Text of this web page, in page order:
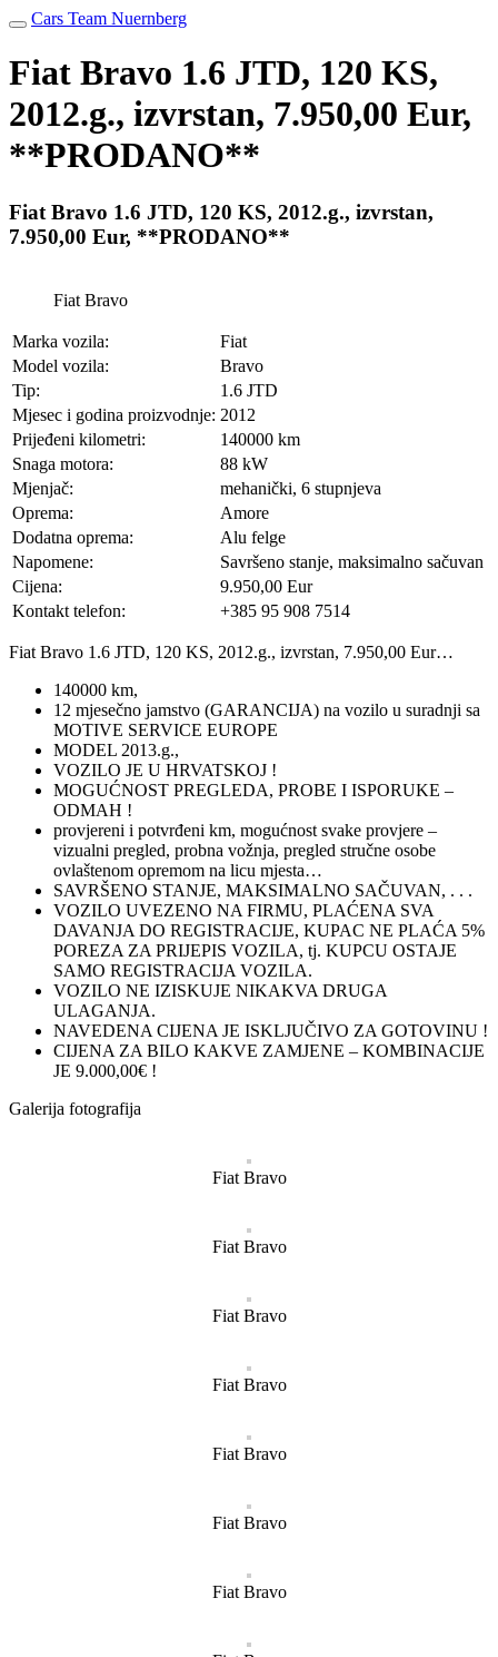
Cars Team Nuernberg
Fiat Bravo 1.6 JTD, 120 KS,
2012.g., izvrstan, 7.950,00 Eur,
**PRODANO**
Fiat Bravo 1.6 JTD, 120 KS, 2012.g., izvrstan,
7.950,00 Eur, **PRODANO**
Fiat Bravo
Marka vozila:
Fiat
Model vozila:
Bravo
Tip:
1.6 JTD
Mjesec i godina proizvodnje: 2012
Prijeđeni kilometri:
140000 km
Snaga motora:
88 kW
Mjenjač:
mehanički, 6 stupnjeva
Oprema:
Amore
Dodatna oprema:
Alu felge
Napomene:
Savršeno stanje, maksimalno sačuvan
Cijena:
9.950,00 Eur
Kontakt telefon:
+385 95 908 7514
Fiat Bravo 1.6 JTD, 120 KS, 2012.g., izvrstan, 7.950,00 Eur…
140000 km,
12 mjesečno jamstvo (GARANCIJA) na vozilo u suradnji sa
MOTIVE SERVICE EUROPE
MODEL 2013.g.,
VOZILO JE U HRVATSKOJ !
MOGUĆNOST PREGLEDA, PROBE I ISPORUKE –
ODMAH !
provjereni i potvrđeni km, mogućnost svake provjere –
vizualni pregled, probna vožnja, pregled stručne osobe
ovlaštenom opremom na licu mjesta…
SAVRŠENO STANJE, MAKSIMALNO SAČUVAN, . . .
VOZILO UVEZENO NA FIRMU, PLAĆENA SVA
DAVANJA DO REGISTRACIJE, KUPAC NE PLAĆA 5%
POREZA ZA PRIJEPIS VOZILA, tj. KUPCU OSTAJE
SAMO REGISTRACIJA VOZILA.
VOZILO NE IZISKUJE NIKAKVA DRUGA
ULAGANJA.
NAVEDENA CIJENA JE ISKLJUČIVO ZA GOTOVINU !
CIJENA ZA BILO KAKVE ZAMJENE – KOMBINACIJE
JE 9.000,00€ !
Galerija fotografija
Fiat Bravo
Fiat Bravo
Fiat Bravo
Fiat Bravo
Fiat Bravo
Fiat Bravo
Fiat Bravo